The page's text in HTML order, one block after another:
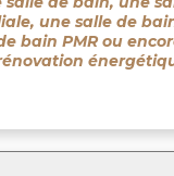
une salle de
bain PMR ou